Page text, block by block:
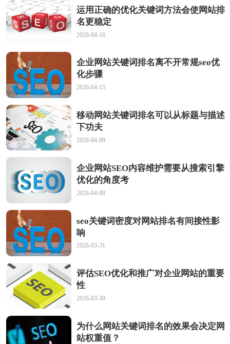
运用正确的优化关键词方法会使网站排
名更稳定
2026-04-16
企业网站关键词排名离不开常规seo优
化步骤
2026-04-15
移动网站关键词排名可以从标题与描述
下功夫
2026-04-09
企业网站SEO内容维护需要从搜索引擎
优化的角度考
2026-04-08
seo关键词密度对网站排名有间接性影
响
2026-03-31
评估SEO优化和推广对企业网站的重要
性
2026-03-30
为什么网站关键词排名的效果会决定网
站权重值？